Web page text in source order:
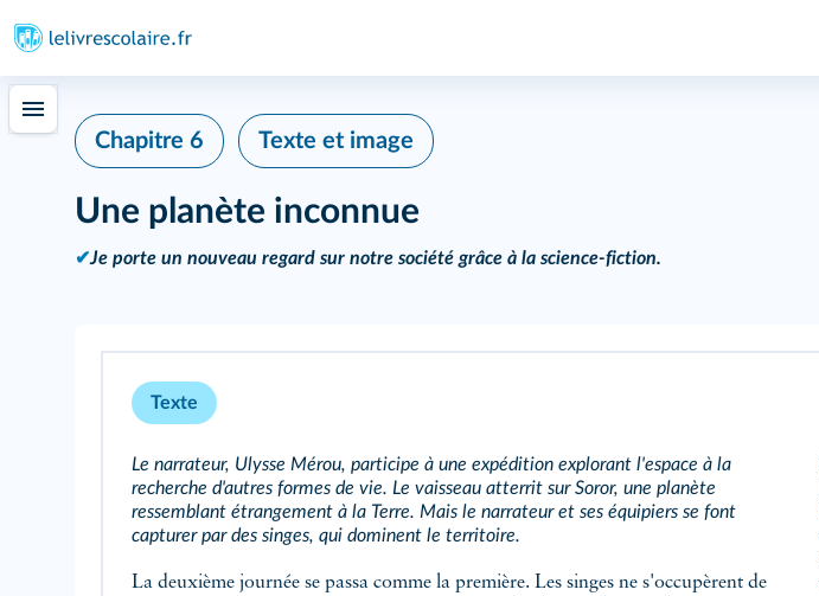
Chapitre 6 Texte et image
Une planète inconnue
✔Je porte un nouveau regard sur notre société grâce à la science-fiction.
Texte
Le narrateur, Ulysse Mérou, participe à une expédition explorant l'espace à la
recherche d'autres formes de vie. Le vaisseau atterrit sur Soror, une planète
ressemblant étrangement à la Terre. Mais le narrateur et ses équipiers se font
capturer par des singes, qui dominent le territoire.
La deuxième journée se passa comme la première. Les singes ne s'occupèrent de